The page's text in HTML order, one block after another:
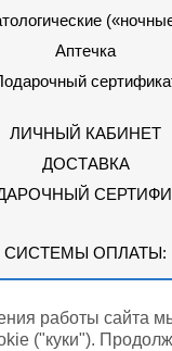
работы сайта
("куки").
Аптечка
ЛИЧНЫЙ КАБИНЕТ
ДОСТАВКА
СИСТЕМЫ ОПЛАТЫ:
Мы в соцсетях